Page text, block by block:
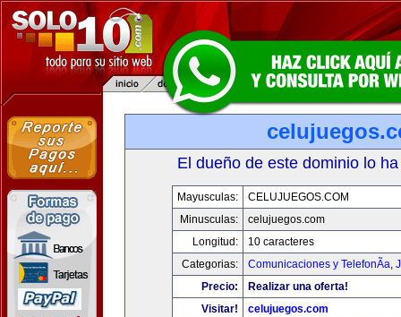
El dueño de este dominio lo
Mayusculas:
CELUJUEGOS.COM
Minusculas:
celujuegos.com
Longitud:
10 caracteres
Categorias:
Comunicaciones y TelefonÃ­a,
Precio:
Realizar una oferta!
Visitar!
celujuegos.com